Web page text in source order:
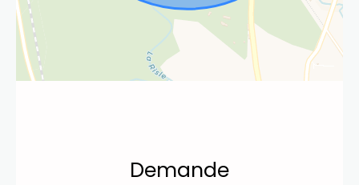
Demande